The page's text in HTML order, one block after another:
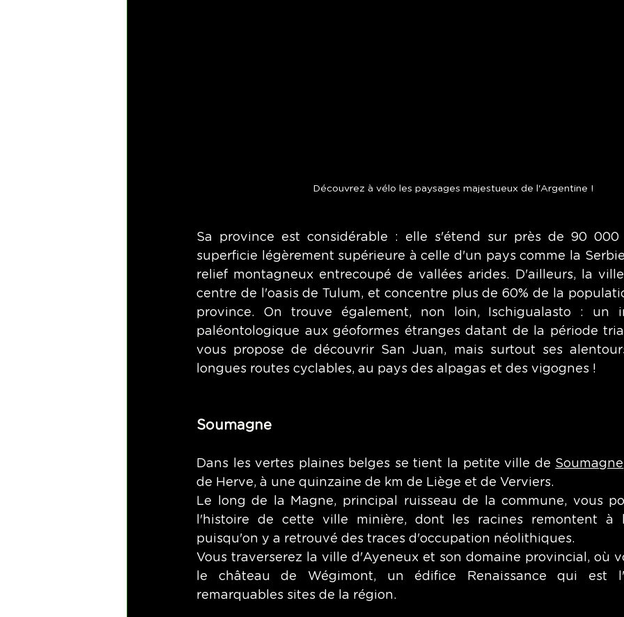
Découvrez à vélo les paysages majestueux de l'Argentine !
Sa province est considérable : elle s'étend sur près de 90 000
superficie légèrement supérieure à celle d'un pays comme la
relief montagneux entrecoupé de vallées arides. D'ailleurs, la
centre de l'oasis de Tulum, et concentre plus de 60% de la
province. On trouve également, non loin, Ischigualasto : un
paléontologique aux géoformes étranges datant de la période
vous propose de découvrir San Juan, mais surtout ses
longues routes cyclables, au pays des alpagas et des vigognes !
Soumagne
Dans les vertes plaines belges se tient la petite ville de Soumagne
de Herve, à une quinzaine de km de Liège et de Verviers.
Le long de la Magne, principal ruisseau de la commune, vous
l'histoire de cette ville minière, dont les racines remontent à
puisqu'on y a retrouvé des traces d'occupation néolithiques.
Vous traverserez la ville d'Ayeneux et son domaine provincial, où
le château de Wégimont, un édifice Renaissance qui est
remarquables sites de la région.